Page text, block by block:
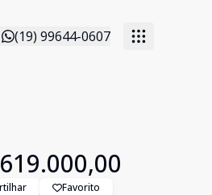
(19) 99644-0607
Favorito